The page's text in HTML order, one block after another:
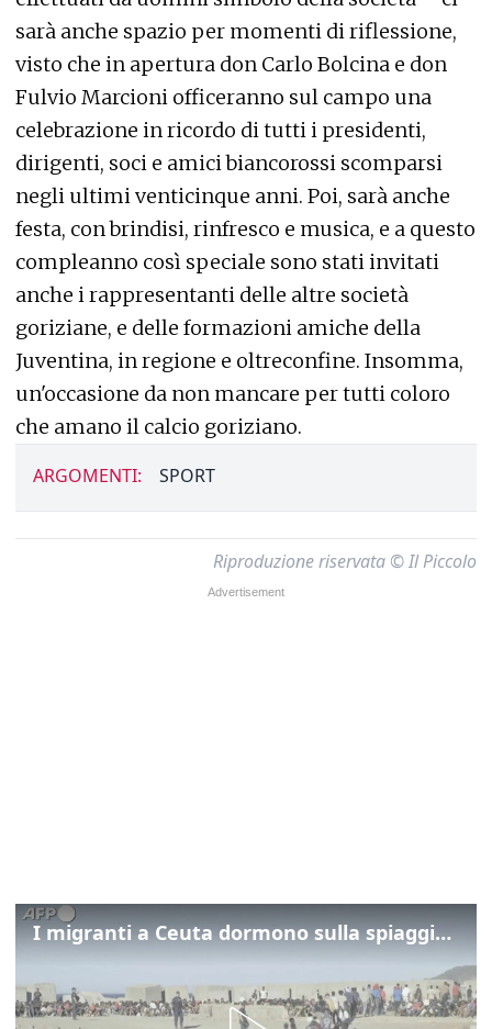
sarà anche spazio per momenti di riflessione,
visto che in apertura don Carlo Bolcina e don
Fulvio Marcioni officeranno sul campo una
celebrazione in ricordo di tutti i presidenti,
dirigenti, soci e amici biancorossi scomparsi
negli ultimi venticinque anni. Poi, sarà anche
festa, con brindisi, rinfresco e musica, e a questo
compleanno così speciale sono stati invitati
anche i rappresentanti delle altre società
goriziane, e delle formazioni amiche della
Juventina, in regione e oltreconfine. Insomma,
un'occasione da non mancare per tutti coloro
che amano il calcio goriziano.
ARGOMENTI: SPORT
Riproduzione riservata © Il Piccolo
I migranti a Ceuta dormono sulla spiaggia: "Vogliamo entrare in Europa"